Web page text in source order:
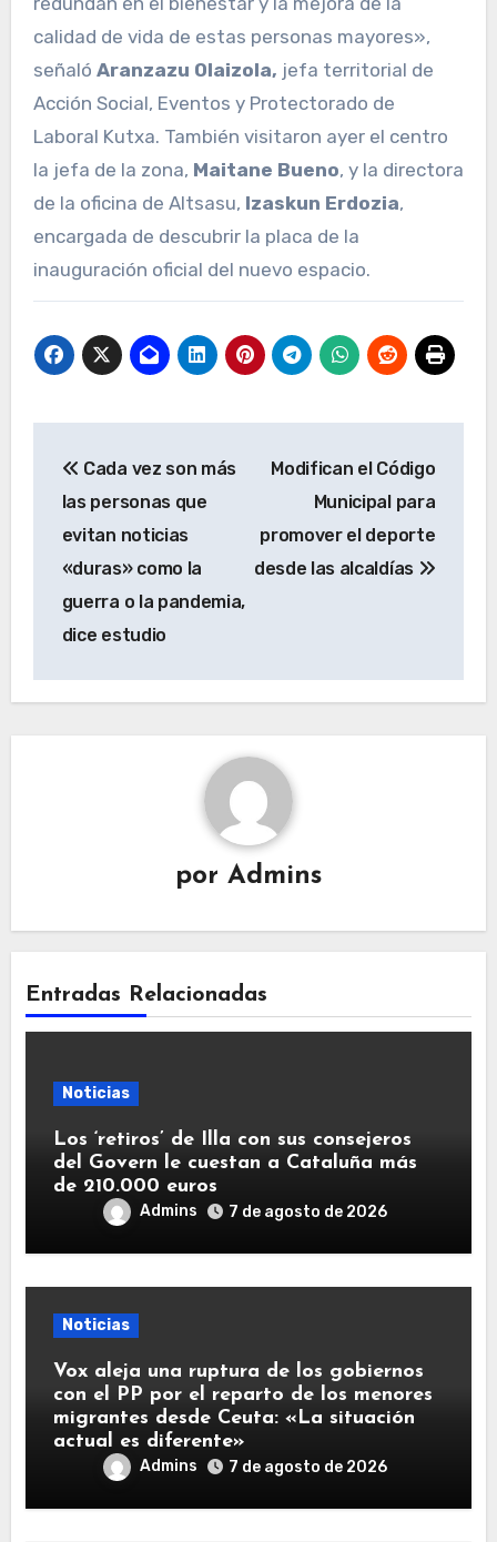
calidad de vida de estas personas mayores»,
señaló Aranzazu Olaizola, jefa territorial de
Acción Social, Eventos y Protectorado de
Laboral Kutxa. También visitaron ayer el centro
la jefa de la zona, Maitane Bueno, y la directora
de la oficina de Altsasu, Izaskun Erdozia,
encargada de descubrir la placa de la
inauguración oficial del nuevo espacio.
de
entradas
Cada vez son más
las personas que
evitan noticias
«duras» como la
guerra o la pandemia,
dice estudio
Modifican el Código
Municipal para
promover el deporte
desde las alcaldías
por Admins
Entradas Relacionadas
Noticias
Los ‘retiros’ de Illa con sus consejeros
del Govern le cuestan a Cataluña más
de 210.000 euros
Admins 7 de agosto de 2026
Noticias
Vox aleja una ruptura de los gobiernos
con el PP por el reparto de los menores
migrantes desde Ceuta: «La situación
actual es diferente»
Admins 7 de agosto de 2026